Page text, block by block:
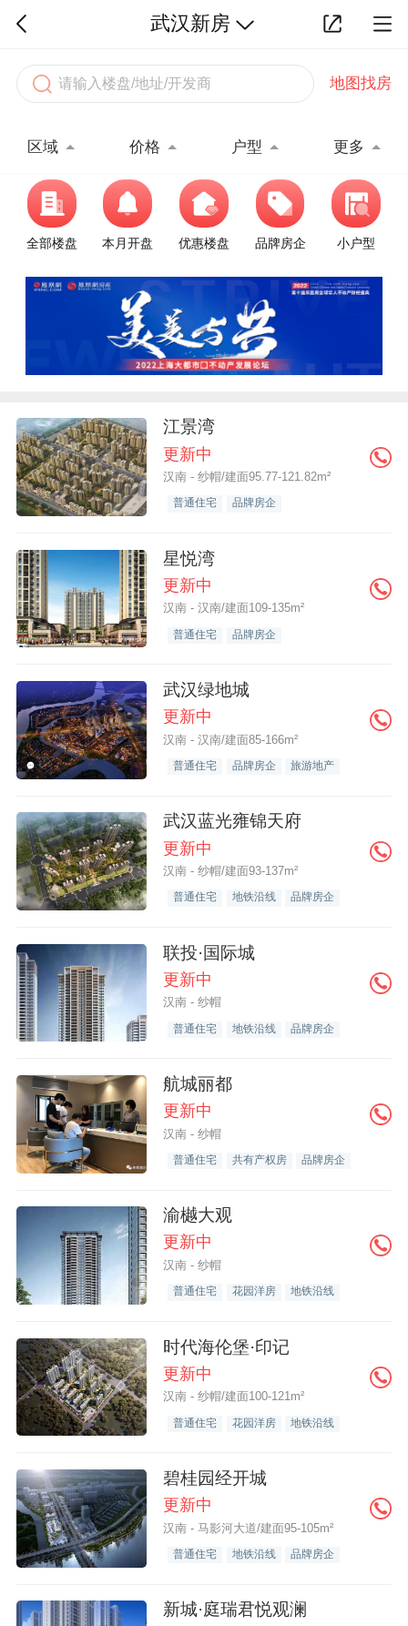
武汉新房
地图找房
区域 价格 户型 更多
全部楼盘 本月开盘 优惠楼盘 品牌房企 小户型
江景湾
更新中
汉南 - 纱帽/建面95.77-121.82m²
普通住宅 品牌房企
星悦湾
更新中
汉南 - 汉南/建面109-135m²
普通住宅 品牌房企
武汉绿地城
更新中
汉南 - 汉南/建面85-166m²
普通住宅 品牌房企 旅游地产
武汉蓝光雍锦天府
更新中
汉南 - 纱帽/建面93-137m²
普通住宅 地铁沿线 品牌房企
联投·国际城
更新中
汉南 - 纱帽
普通住宅 地铁沿线 品牌房企
航城丽都
更新中
汉南 - 纱帽
普通住宅 共有产权房 品牌房企
渝樾大观
更新中
汉南 - 纱帽
普通住宅 花园洋房 地铁沿线
时代海伦堡·印记
更新中
汉南 - 纱帽/建面100-121m²
普通住宅 花园洋房 地铁沿线
碧桂园经开城
更新中
汉南 - 马影河大道/建面95-105m²
普通住宅 地铁沿线 品牌房企
新城·庭瑞君悦观澜